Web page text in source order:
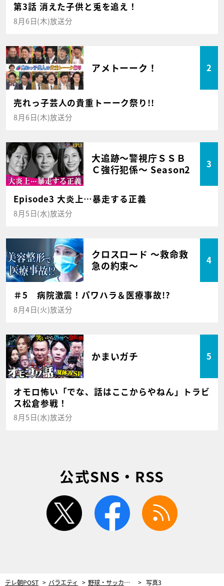
第3話 消えた子供と兎を追え！
8月6日(木)放送分
アメトーーク！ 2
売れっ子芸人の貴重トーーク祭り!!
8月6日(木)放送分
大追跡～警視庁ＳＳＢ
Ｃ強行犯係～ Season2
3
Episode3 大炎上…暴走する正義
8月5日(水)放送分
クロスロード ～救命救
急の約束～
4
＃5 病院激震！パワハラ＆医療事故!?
8月4日(火)放送分
かまいガチ 5
オモロ怖い「でな、話はここからやねん」トラビ
ス松倉参戦！
8月5日(水)放送分
公式SNS・RSS
twitter facebook
テレ朝POST バラエティ 野球・サッカー日本代表戦の“大逆転劇”TOP７を発表！結末はわかっていても興奮で「眠れない」 写真3